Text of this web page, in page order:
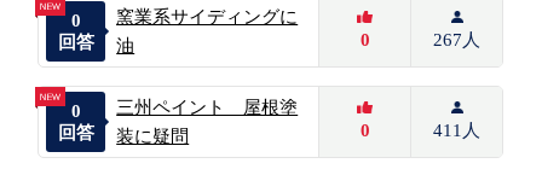
0
回答
窯業系サイディングに
油
0 267人
0
回答
三州ペイント 屋根塗
装に疑問
0 411人